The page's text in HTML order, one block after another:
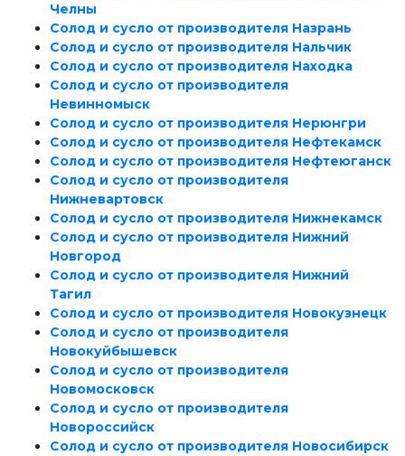
Челны
Солод и сусло от производителя Назрань
Солод и сусло от производителя Нальчик
Солод и сусло от производителя Находка
Солод и сусло от производителя
Невинномыск
Солод и сусло от производителя Нерюнгри
Солод и сусло от производителя Нефтекамск
Солод и сусло от производителя Нефтеюганск
Солод и сусло от производителя
Нижневартовск
Солод и сусло от производителя Нижнекамск
Солод и сусло от производителя Нижний
Новгород
Солод и сусло от производителя Нижний
Тагил
Солод и сусло от производителя Новокузнецк
Солод и сусло от производителя
Новокуйбышевск
Солод и сусло от производителя
Новомосковск
Солод и сусло от производителя
Новороссийск
Солод и сусло от производителя Новосибирск